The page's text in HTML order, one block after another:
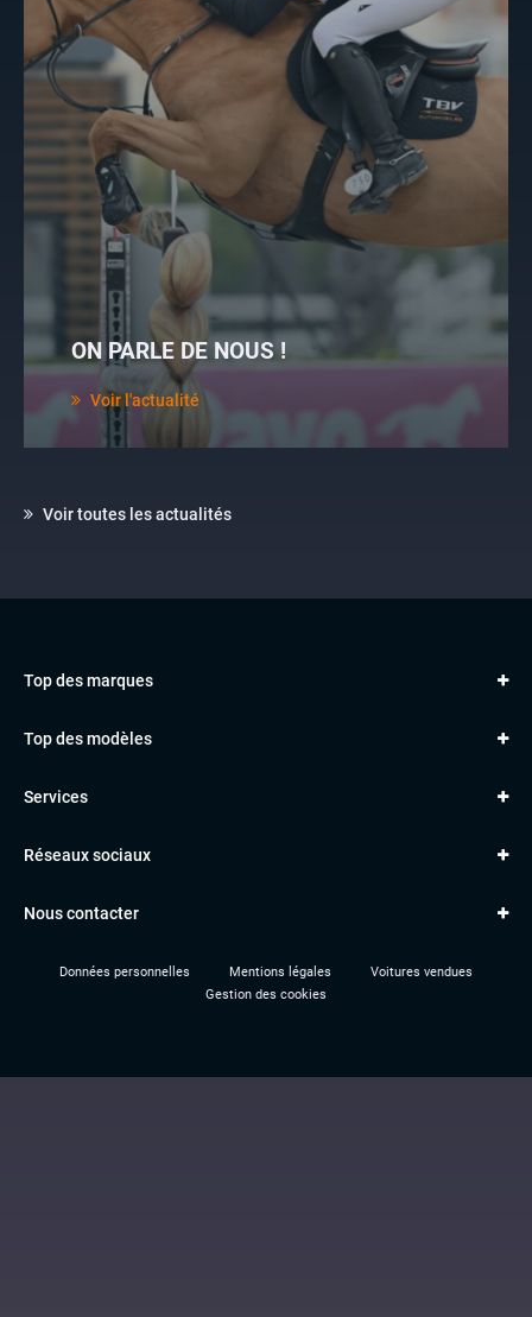
ON PARLE DE NOUS !
Voir l'actualité
Voir toutes les actualités
Top des marques
VOLKSWAGEN
BMW
Top des modèles
Classe A
A3
Services
Le garage TBV
Location TBV
Réseaux sociaux
Nous contacter
Données personnelles Mentions légales
Voitures vendues
Gestion des cookies